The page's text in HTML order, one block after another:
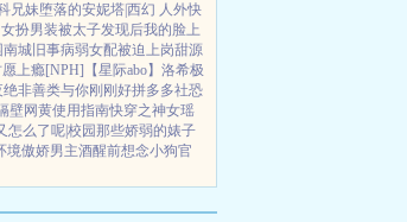
兄妹堕落的安妮塔|西幻 人外快
女扮男装被太子发现后我的脸上
南城旧事病弱女配被迫上岗甜源
上瘾[NPH]
【星际abo】洛希极
绝非善类与你刚刚好拼多多社恐
壁网黄使用指南快穿之神女瑶
怎么了呢|校园那些娇弱的婊子
境傲娇男主酒醒前想念小狗官